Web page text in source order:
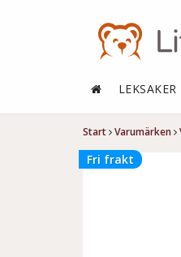
Start Varumärken
Fri frakt
LEKSAKER